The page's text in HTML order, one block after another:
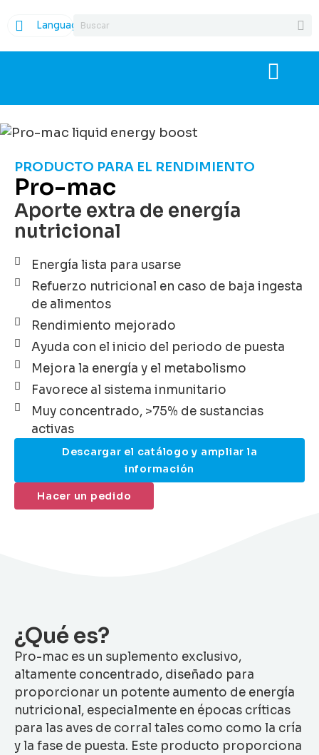
Language
PRODUCTO PARA EL RENDIMIENTO
Pro-mac
Aporte extra de energía
nutricional
Energía lista para usarse
Refuerzo nutricional en caso de baja ingesta
de alimentos
Rendimiento mejorado
Ayuda con el inicio del periodo de puesta
Mejora la energía y el metabolismo
Favorece al sistema inmunitario
Muy concentrado, >75% de sustancias
activas
Descargar el catálogo y ampliar la
información
Hacer un pedido
¿Qué es?
Pro-mac es un suplemento exclusivo,
altamente concentrado, diseñado para
proporcionar un potente aumento de energía
nutricional, especialmente en épocas críticas
para las aves de corral tales como como la cría
y la fase de puesta. Este producto proporciona